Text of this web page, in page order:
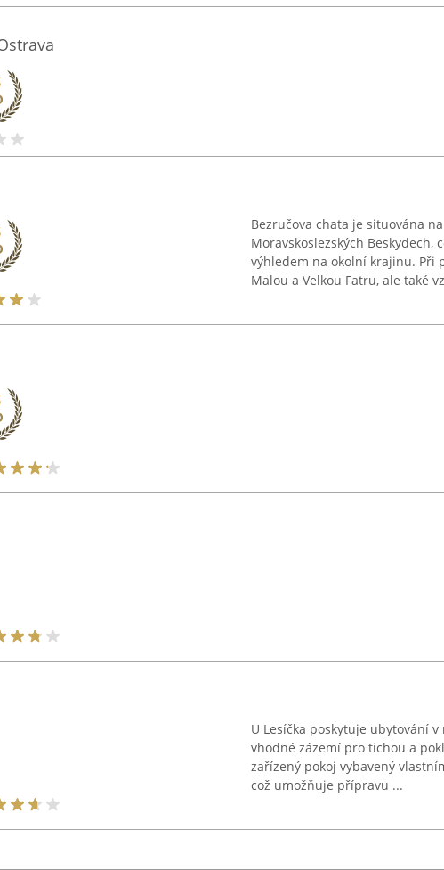
Bezručova chata je situována
Moravskoslezských
výhledem na okolní krajinu. Při
Malou a Velkou Fatru, ale také
U Lesíčka poskytuje ubytování
vhodné zázemí pro tichou a
zařízený pokoj vybavený
což umožňuje přípravu ...